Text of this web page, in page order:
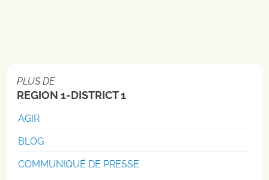
PLUS DE
REGION 1-DISTRICT 1
AGIR
BLOG
COMMUNIQUÉ DE PRESSE